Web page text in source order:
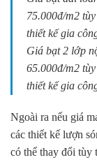
75.000đ/m2
thiết kế gia
Giá bạt 2 lớp
65.000đ/m2
thiết kế gia
Ngoài ra nếu giá
các thiết kế lượn
có thể thay đổi tùy